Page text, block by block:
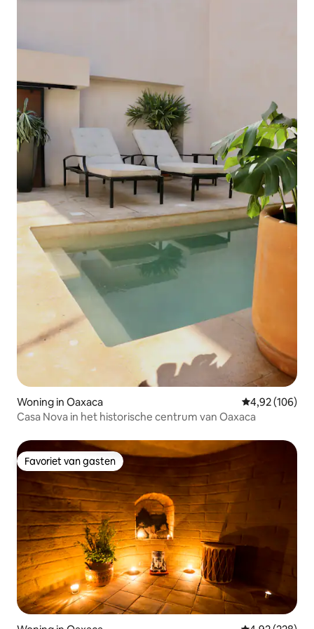
Woning in Oaxaca Gemiddelde
4,92 (106)
Casa Nova in het historische centrum van Oaxaca
Favoriet van gasten
Favoriet van gasten